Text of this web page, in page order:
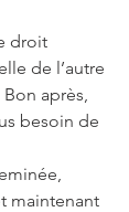
droit
de l’autre
après,
besoin de
maintenant